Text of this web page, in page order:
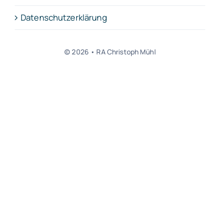
Datenschutzerklärung
© 2026 • RA Christoph Mühl